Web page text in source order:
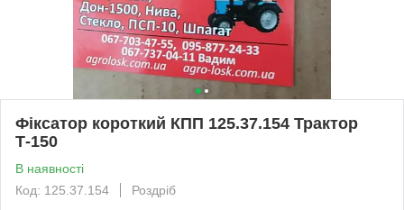
Фіксатор короткий КПП 125.37.154 Трактор
Т-150
В наявності
Код: 125.37.154
Роздріб